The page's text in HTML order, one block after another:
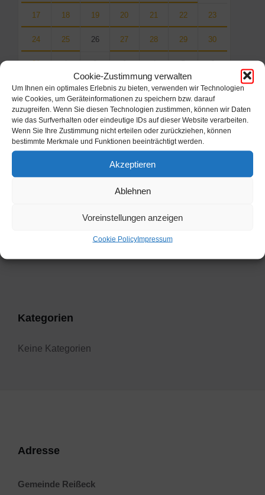
Cookie-Zustimmung verwalten
Um Ihnen ein optimales Erlebnis zu bieten, verwenden wir Technologien
wie Cookies, um Geräteinformationen zu speichern bzw. darauf
zuzugreifen. Wenn Sie diesen Technologien zustimmen, können wir Daten
wie das Surfverhalten oder eindeutige IDs auf dieser Website verarbeiten.
Wenn Sie Ihre Zustimmung nicht erteilen oder zurückziehen, können
bestimmte Merkmale und Funktionen beeinträchtigt werden.
Akzeptieren
Ablehnen
Voreinstellungen anzeigen
Cookie PolicyImpressum
17 18 19 20 21 22 23
24 25 26 27 28 29 30
31 1 2 3 4 5 6
Back
to
calendar
days
Filter
Kategorien
Keine Kategorien
Adresse
Gemeinde Reißeck